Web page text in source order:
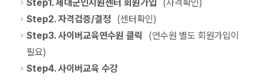
Step1. 제대군인지원센터 회원가입
(자격확인)
Step2. 자격검증/결정 (센터확인)
Step3. 사이버교육연수원 클릭
(연수원 별도 회원가입이
필요)
Step4. 사이버교육 수강